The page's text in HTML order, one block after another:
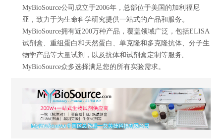
MyBioSource公司成立于2006年，总部位于美国的加利福尼
亚，致力于为生命科学研究提供一站式的产品和服务。
MyBioSource拥有近200万种产品，覆盖领域广泛，包括ELISA
试剂盒、重组蛋白和天然蛋白、单克隆和多克隆抗体、分子生
物学产品等大量试剂，以及抗体和试剂盒定制等服务,
MyBioSource众多选择满足您的所有实验需求。